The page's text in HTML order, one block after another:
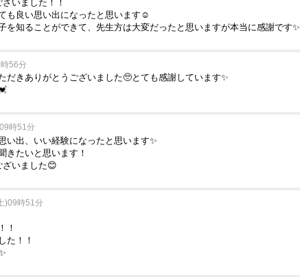
いました！！
も良い思い出になったと思います☺️
を知ることができて、先生方は大変だったと思いますが本当に感謝です✨
56分
だきありがとうございました🥺とても感謝しています✨
時51分
い出、いい経験になったと思います✨
きたいと思います！
ざいました😊
)09時51分
！
た！！